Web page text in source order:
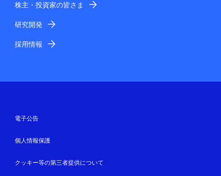
株主・投資家の皆さま
研究開発
採用情報
電子公告
個人情報保護
クッキー等の第三者提供について